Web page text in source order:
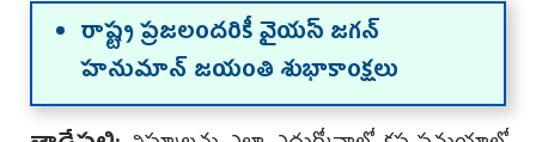
రాష్ట్ర ప్రజలందరికీ వైయ‌స్ జ‌గ‌న్‌
హనుమాన్ జయంతి శుభాకాంక్షలు